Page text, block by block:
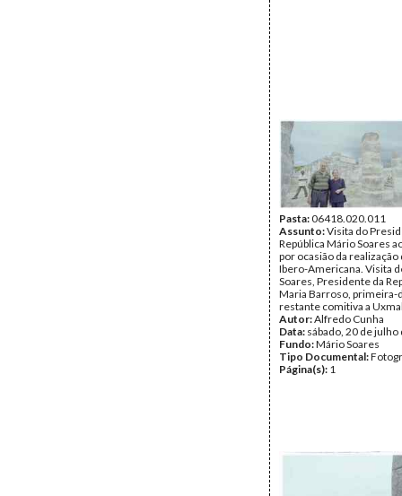
Pasta:06418.020.011
Assunto:Visita do
República Mário Soares
por ocasião da realização
Ibero-Americana. Visita
Soares, Presidente da
Maria Barroso, primeira-
restante comitiva a
Autor:Alfredo Cunha
Data: sábado, 20 de julho
Fundo:Mário Soares
Tipo Documental:
Página(s): 1